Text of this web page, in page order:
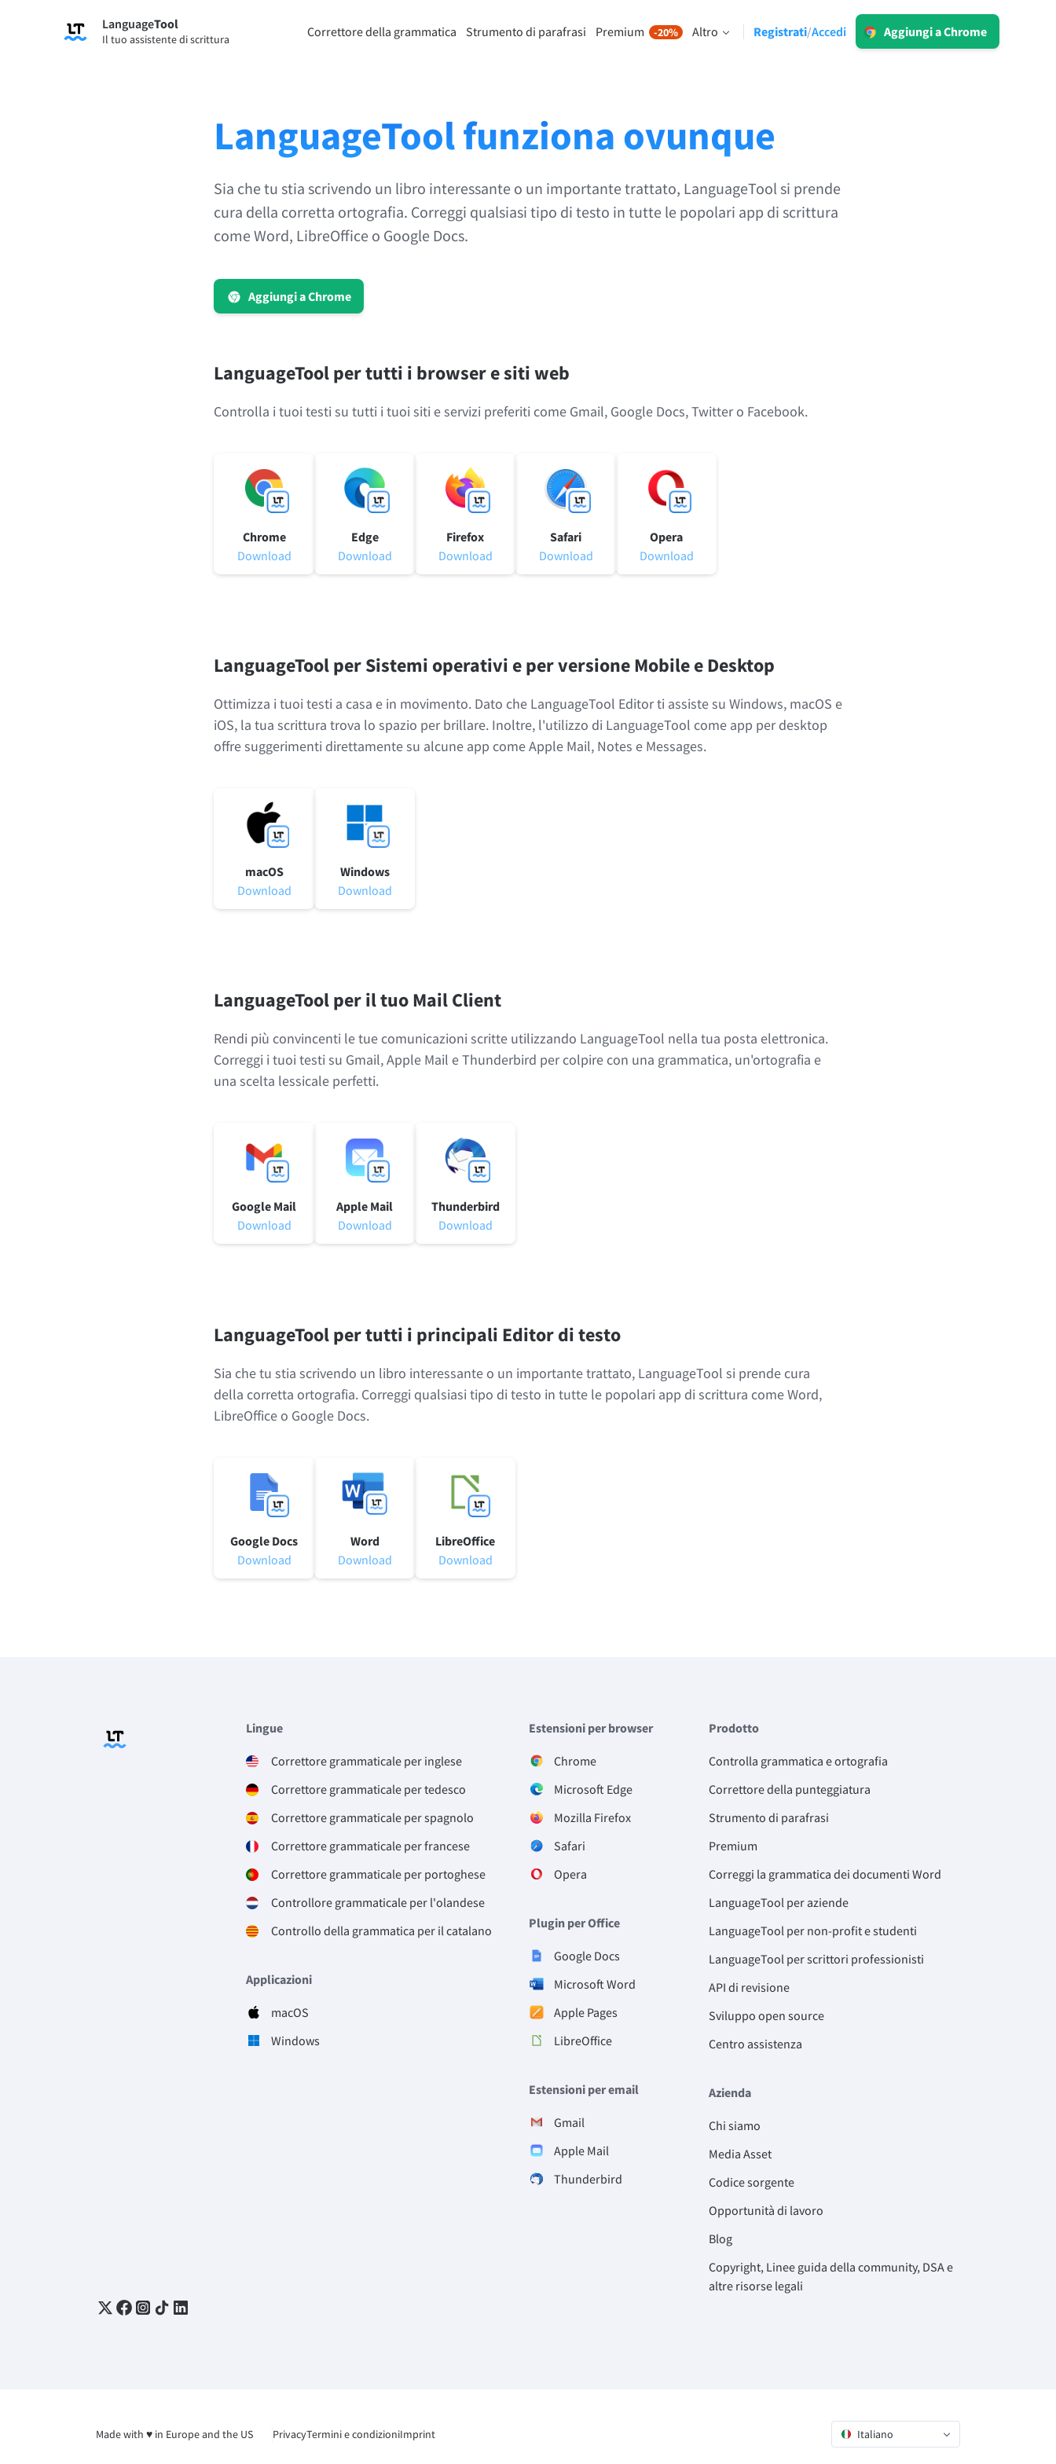
LanguageTool
Il tuo assistente di scrittura
Correttore della grammatica Strumento di parafrasi Premium -20% Altro Registrati/Accedi
Aggiungi a Chrome
Prova il Correttore grammaticale Prova lo Strumento di parafrasi
Sblocca tutte le funzionalità
Premium
voce del brand omogenea.
Leggi di più
App e Componenti aggiuntivi
Controlla gli errori di grammatica dei tuoi testi e ti aiuta a trovare il tono corretto.
Gmail
LibreOffice
BlogOpportunità di lavoroAiuto
Accedi
LanguageTool funziona ovunque
Sia che tu stia scrivendo un libro interessante o un importante trattato, LanguageTool si prende
cura della corretta ortografia. Correggi qualsiasi tipo di testo in tutte le popolari app di scrittura
come Word, LibreOffice o Google Docs.
Aggiungi a Chrome
LanguageTool per tutti i browser e siti web
Controlla i tuoi testi su tutti i tuoi siti e servizi preferiti come Gmail, Google Docs, Twitter o Facebook.
Chrome
Download
Edge
Download
Firefox
Download
Safari
Download
Opera
Download
LanguageTool per Sistemi operativi e per versione Mobile e Desktop
Ottimizza i tuoi testi a casa e in movimento. Dato che LanguageTool Editor ti assiste su Windows, macOS e
iOS, la tua scrittura trova lo spazio per brillare. Inoltre, l'utilizzo di LanguageTool come app per desktop
offre suggerimenti direttamente su alcune app come Apple Mail, Notes e Messages.
macOS
Download
Windows
Download
LanguageTool per il tuo Mail Client
Rendi più convincenti le tue comunicazioni scritte utilizzando LanguageTool nella tua posta elettronica.
Correggi i tuoi testi su Gmail, Apple Mail e Thunderbird per colpire con una grammatica, un'ortografia e
una scelta lessicale perfetti.
Google Mail
Download
Apple Mail
Download
Thunderbird
Download
LanguageTool per tutti i principali Editor di testo
Sia che tu stia scrivendo un libro interessante o un importante trattato, LanguageTool si prende cura
della corretta ortografia. Correggi qualsiasi tipo di testo in tutte le popolari app di scrittura come Word,
LibreOffice o Google Docs.
Google Docs
Download
Word
Download
LibreOffice
Download
Lingue
Correttore grammaticale per inglese
Correttore grammaticale per tedesco
Correttore grammaticale per spagnolo
Correttore grammaticale per francese
Correttore grammaticale per portoghese
Controllore grammaticale per l'olandese
Controllo della grammatica per il catalano
Applicazioni
macOS
Windows
Estensioni per browser
Chrome
Microsoft Edge
Mozilla Firefox
Safari
Opera
Plugin per Office
Google Docs
Microsoft Word
Apple Pages
LibreOffice
Estensioni per email
Gmail
Apple Mail
Thunderbird
Prodotto
Controlla grammatica e ortografia
Correttore della punteggiatura
Strumento di parafrasi
Premium
Correggi la grammatica dei documenti Word
LanguageTool per aziende
LanguageTool per non-profit e studenti
LanguageTool per scrittori professionisti
API di revisione
Sviluppo open source
Centro assistenza
Azienda
Chi siamo
Media Asset
Codice sorgente
Opportunità di lavoro
Blog
Copyright, Linee guida della community, DSA e
altre risorse legali
Made with ♥ in Europe and the US PrivacyTermini e condizioniImprint Italiano